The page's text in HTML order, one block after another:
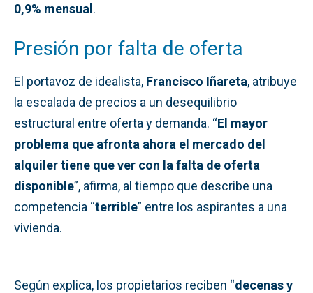
0,9% mensual.
Presión por falta de oferta
El portavoz de idealista, Francisco Iñareta, atribuye
la escalada de precios a un desequilibrio
estructural entre oferta y demanda. “El mayor
problema que afronta ahora el mercado del
alquiler tiene que ver con la falta de oferta
disponible”, afirma, al tiempo que describe una
competencia “terrible” entre los aspirantes a una
vivienda.
Según explica, los propietarios reciben “decenas y